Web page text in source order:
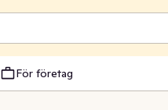
För företag